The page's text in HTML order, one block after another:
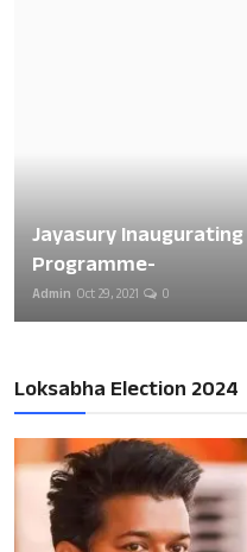
Jayasury
Programme-
Admin Oct 29, 2021 0
Loksabha Election 2024